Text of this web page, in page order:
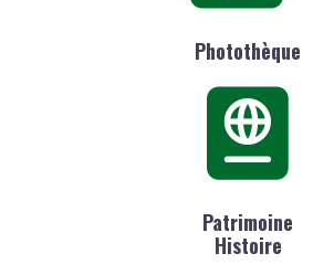
Photothèque
Patrimoine
Histoire